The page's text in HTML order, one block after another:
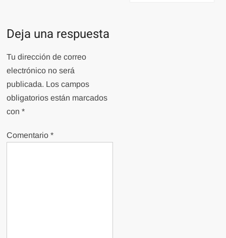
Deja una respuesta
Tu dirección de correo
electrónico no será
publicada. Los campos
obligatorios están marcados
con*
Comentario*